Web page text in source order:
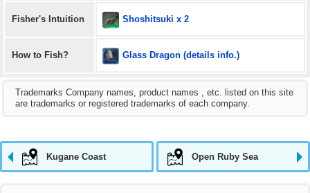
Fisher's Intuition Shoshitsuki x 2
How to Fish? Glass Dragon (details info.)
Trademarks Company names, product names , etc. listed on this site
are trademarks or registered trademarks of each company.
Kugane Coast Open Ruby Sea